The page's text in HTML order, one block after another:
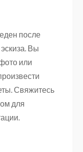
после
Вы
или
Свяжитесь
для